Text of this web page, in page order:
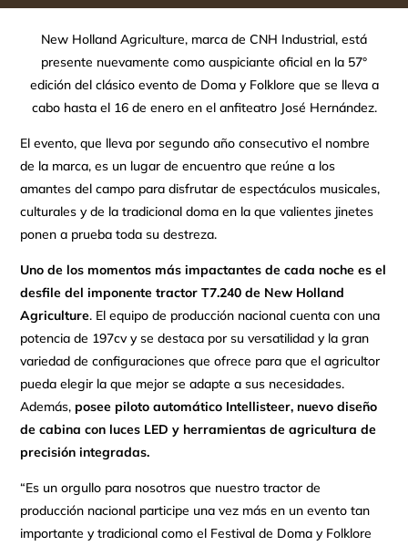
New Holland Agriculture, marca de CNH Industrial, está
presente nuevamente como auspiciante oficial en la 57°
edición del clásico evento de Doma y Folklore que se lleva a
cabo hasta el 16 de enero en el anfiteatro José Hernández.
El evento, que lleva por segundo año consecutivo el nombre
de la marca, es un lugar de encuentro que reúne a los
amantes del campo para disfrutar de espectáculos musicales,
culturales y de la tradicional doma en la que valientes jinetes
ponen a prueba toda su destreza.
Uno de los momentos más impactantes de cada noche es el
desfile del imponente tractor T7.240 de New Holland
Agriculture. El equipo de producción nacional cuenta con una
potencia de 197cv y se destaca por su versatilidad y la gran
variedad de configuraciones que ofrece para que el agricultor
pueda elegir la que mejor se adapte a sus necesidades.
Además, posee piloto automático Intellisteer, nuevo diseño
de cabina con luces LED y herramientas de agricultura de
precisión integradas.
“Es un orgullo para nosotros que nuestro tractor de
producción nacional participe una vez más en un evento tan
importante y tradicional como el Festival de Doma y Folklore